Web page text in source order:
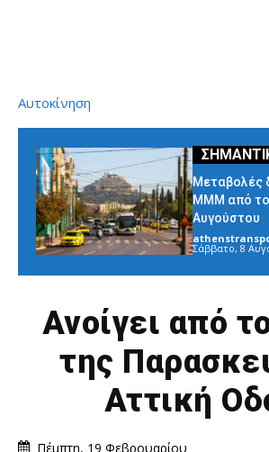
Αυτοκίνηση
Μεταβολές
ΜΜΜ από το
Αυγούστου
Σάββατο, 8
Ανοίγει από
της
Αττική
Πέμπτη, 19 Φεβρουαρίου